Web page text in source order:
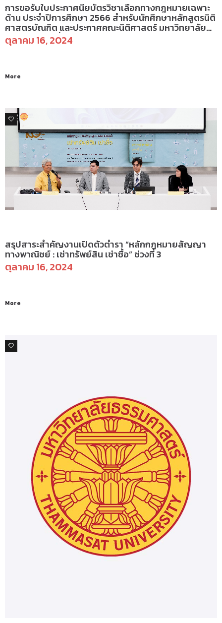
การขอรับใบประกาศนียบัตรวิชาเลือกทางกฎหมายเฉพาะ
ด้าน ประจำปีการศึกษา 2566 สำหรับนักศึกษาหลักสูตรนิติ
ศาสตรบัณฑิต และประกาศคณะนิติศาสตร์ มหาวิทยาลัย
ธรรมศาสตร์ เรื่อง การขอรับใบประกาศนียบัตรยกย่อง
เชิดชูเกียรตินักศึกษาที่มีผลการเรียนดี สำหรับนักศึกษา
ตุลาคม 16, 2024
More
0
สรุปสาระสำคัญงานเปิดตัวตำรา “หลักกฎหมายสัญญา
ทางพาณิชย์ : เช่าทรัพย์สิน เช่าซื้อ” ช่วงที่ 3
ตุลาคม 16, 2024
More
0